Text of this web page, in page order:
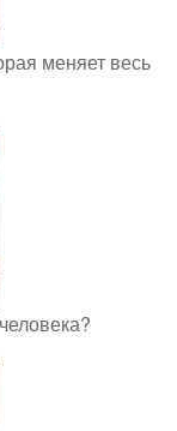
меняет весь